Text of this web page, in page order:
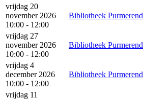
vrijdag 20
november 2026
10:00 - 12:00
Bibliotheek Purmerend
vrijdag 27
november 2026
10:00 - 12:00
Bibliotheek Purmerend
vrijdag 4
december 2026
10:00 - 12:00
Bibliotheek Purmerend
vrijdag 11